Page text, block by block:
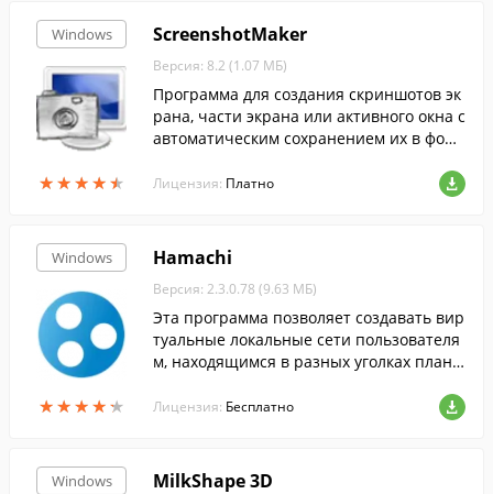
Windows
★★★★★
★★★★★
ScreenshotMaker
Версия: 8.2 (1.07 МБ)
Программа для создания скриншотов эк
рана, части экрана или активного окна с
автоматическим сохранением их в форм
ю пользователем директорию.
Лицензия: Платно
Windows
★★★★★
★★★★★
Hamachi
Версия: 2.3.0.78 (9.63 МБ)
Эта программа позволяет создавать вир
туальные локальные сети пользователя
м, находящимся в разных уголках плане
Лицензия: Бесплатно
Windows MilkShape 3D